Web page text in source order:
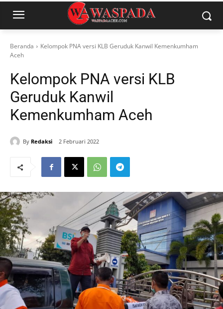
Beranda
Kelompok PNA versi KLB Geruduk Kanwil Kemenkumham
Aceh
Kelompok PNA versi KLB
Geruduk Kanwil
Kemenkumham Aceh
By Redaksi 2 Februari 2022